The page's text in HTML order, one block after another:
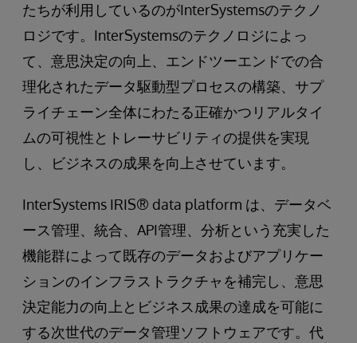
たちが利用しているのがInterSystemsのテクノ
ロジです。InterSystemsのテクノロジによっ
て、意思決定の向上、エンドツーエンドでの合
理化されたデータ駆動型プロセスの構築、サプ
ライチェーン全体にわたる正確かつリアルタイ
ムの可視性とトレーサビリティの提供を実現
し、ビジネスの成果を向上させています。
InterSystems IRIS® data platform は、データベ
ース管理、統合、API管理、分析という充実した
機能群によって既存のデータおよびアプリケー
ションのインフラストラクチャを補完し、意思
決定能力の向上とビジネス成果の達成を可能に
する次世代のデータ管理ソフトウェアです。代